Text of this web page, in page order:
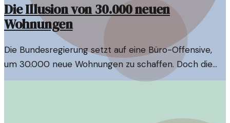
Die Illusion von 30.000 neuen
Wohnungen
Die Bundesregierung setzt auf eine Büro-Offensive,
um 30.000 neue Wohnungen zu schaffen. Doch die
Realität sieht anders aus. Wie realistisch ist dieser